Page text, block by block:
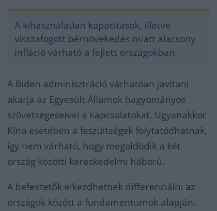
A kihasználatlan kapacitások, illetve
visszafogott bérnövekedés miatt alacsony
infláció várható a fejlett országokban.
A Biden adminisztráció várhatóan javítani
akarja az Egyesült Államok hagyományos
szövetségeseivel a kapcsolatokat. Ugyanakkor
Kína esetében a feszültségek folytatódhatnak,
így nem várható, hogy megoldódik a két
ország közötti kereskedelmi háború.
A befektetők elkezdhetnek differenciálni az
országok között a fundamentumok alapján.